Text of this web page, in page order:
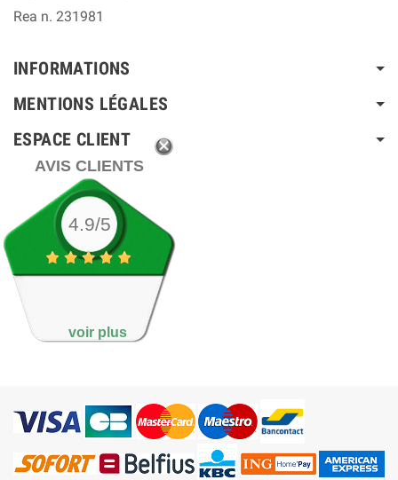
Rea n. 231981
INFORMATIONS
MENTIONS LÉGALES
ESPACE CLIENT
AVIS CLIENTS
4.9/5
voir plus